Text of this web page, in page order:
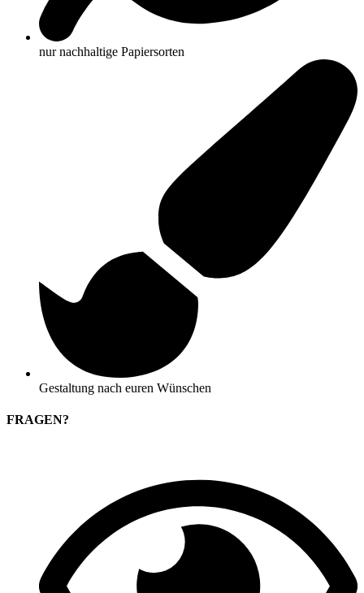
nur nachhaltige Papiersorten
Gestaltung nach euren Wünschen
FRAGEN?